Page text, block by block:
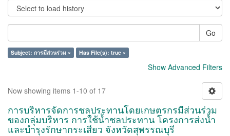
Go
Subject: การมีส่วนร่วม × Has File(s): true ×
Show Advanced Filters
Now showing items 1-10 of 17
การบริหารจัดการชลประทานโดยเกษตรกรมีส่วนร่วม
ของกลุ่มบริหาร การใช้น้ำชลประทาน โครงการส่งน้ำ
และบำรุงรักษากระเสียว จังหวัดสุพรรณบุรี